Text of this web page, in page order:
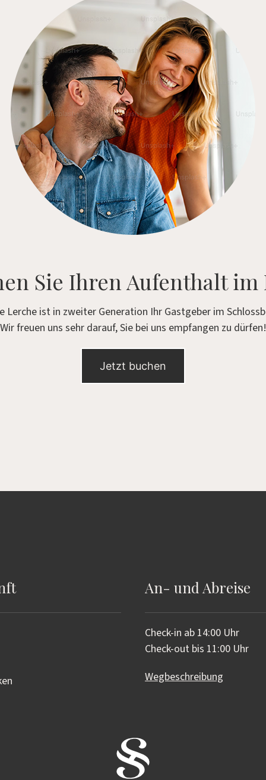
Sie Ihren Aufenthalt im
Lerche ist in zweiter Generation Ihr Gastgeber im
Wir freuen uns sehr darauf, Sie bei uns empfangen zu dürfen!
Jetzt buchen
An- und Abreise
Check-in ab 14:00 Uhr
Check-out bis 11:00 Uhr
Wegbeschreibung